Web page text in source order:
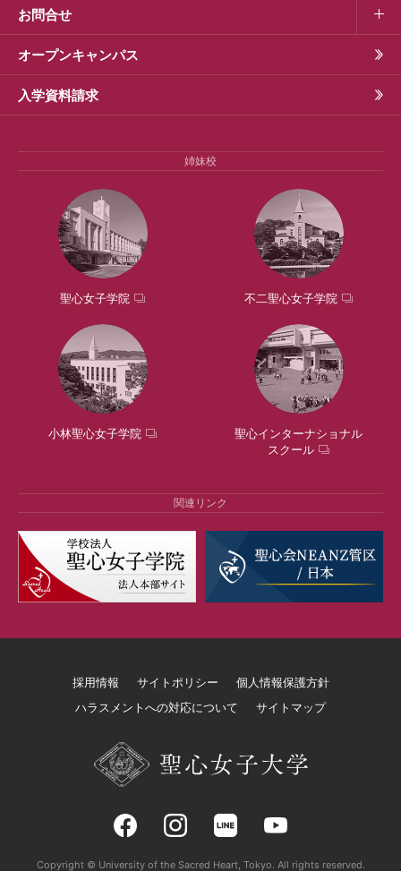
お問合せ
オープンキャンパス
入学資料請求
姉妹校
聖心女子学院 不二聖心女子学院
小林聖心女子学院
聖心インターナショナル
スクール
関連リンク
採用情報 サイトポリシー
個人情報保護方針
ハラスメントへの対応について
サイトマップ
Copyright © University of the Sacred Heart, Tokyo. All rights reserved.